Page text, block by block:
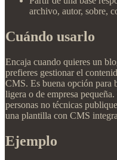
archivo, autor, sobre,
Cuándo usarlo
Encaja cuando quieres un
prefieres gestionar el
CMS. Es buena opción para
ligera o de empresa
personas no técnicas
una plantilla con CMS
Ejemplo